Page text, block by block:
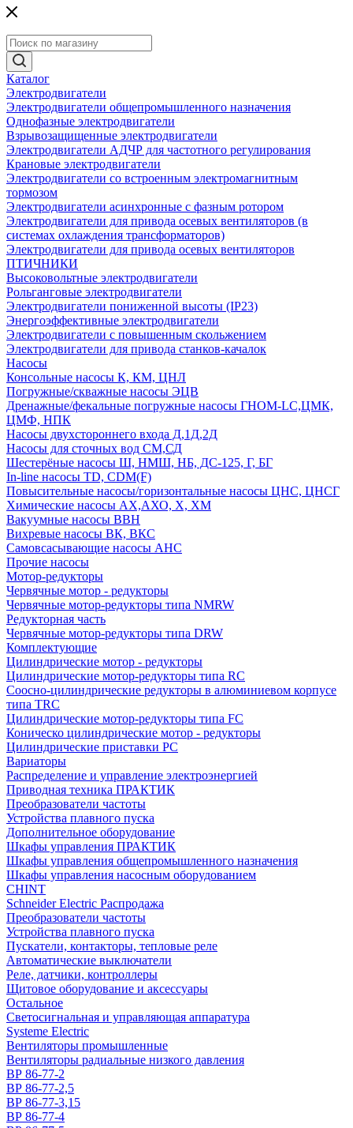
Каталог
Электродвигатели
Электродвигатели общепромышленного назначения
Однофазные электродвигатели
Взрывозащищенные электродвигатели
Электродвигатели АДЧР для частотного регулирования
Крановые электродвигатели
Электродвигатели со встроенным электромагнитным
тормозом
Электродвигатели асинхронные с фазным ротором
Электродвигатели для привода осевых вентиляторов (в
системах охлаждения трансформаторов)
Электродвигатели для привода осевых вентиляторов
ПТИЧНИКИ
Высоковольтные электродвигатели
Рольганговые электродвигатели
Электродвигатели пониженной высоты (IP23)
Энергоэффективные электродвигатели
Электродвигатели с повышенным скольжением
Электродвигатели для привода станков-качалок
Насосы
Консольные насосы К, КМ, ЦНЛ
Погружные/скважные насосы ЭЦВ
Дренажные/фекальные погружные насосы ГНОМ-LC,ЦМК,
ЦМФ, НПК
Насосы двухстороннего входа Д,1Д,2Д
Насосы для сточных вод СМ,СД
Шестерёные насосы Ш, НМШ, НБ, ДС-125, Г, БГ
In-line насосы TD, CDM(F)
Повысительные насосы/горизонтальные насосы ЦНС, ЦНСГ
Химические насосы АХ,АХО, Х, ХМ
Вакуумные насосы ВВН
Вихревые насосы ВК, ВКС
Самовсасывающие насосы АНС
Прочие насосы
Мотор-редукторы
Червячные мотор - редукторы
Червячные мотор-редукторы типа NMRW
Редукторная часть
Червячные мотор-редукторы типа DRW
Комплектующие
Цилиндрические мотор - редукторы
Цилиндрические мотор-редукторы типа RC
Соосно-цилиндрические редукторы в алюминиевом корпусе
типа TRC
Цилиндрические мотор-редукторы типа FC
Коническо цилиндрические мотор - редукторы
Цилиндрические приставки PC
Вариаторы
Распределение и управление электроэнергией
Приводная техника ПРАКТИК
Преобразователи частоты
Устройства плавного пуска
Дополнительное оборудование
Шкафы управления ПРАКТИК
Шкафы управления общепромышленного назначения
Шкафы управления насосным оборудованием
CHINT
Schneider Electric Распродажа
Преобразователи частоты
Устройства плавного пуска
Пускатели, контакторы, тепловые реле
Автоматические выключатели
Реле, датчики, контроллеры
Щитовое оборудование и аксессуары
Остальное
Светосигнальная и управляющая аппаратура
Systeme Electric
Вентиляторы промышленные
Вентиляторы радиальные низкого давления
ВР 86-77-2
ВР 86-77-2,5
ВР 86-77-3,15
ВР 86-77-4